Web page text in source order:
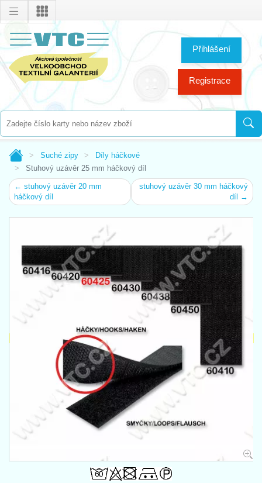
Přihlášení
Registrace
Suché zipy
Díly háčkové
Stuhový uzávěr 25 mm háčkový díl
← stuhový uzávěr 20 mm
háčkový díl
stuhový uzávěr 30 mm háčkový
díl →